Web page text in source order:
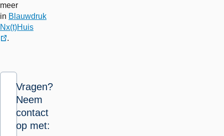
meer
in Blauwdruk
Nx(t)Huis
.
Vragen?
Neem
contact
op met: